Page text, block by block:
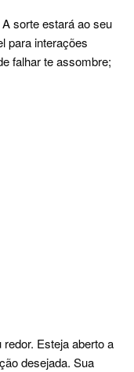
sorte estará ao seu
para interações
falhar te assombre;
Esteja aberto a
desejada. Sua